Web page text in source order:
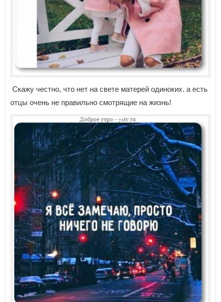
Скажу честно, что нет на свете матерей одиноких. а есть
отцы очень не правильно смотрящие на жизнь!